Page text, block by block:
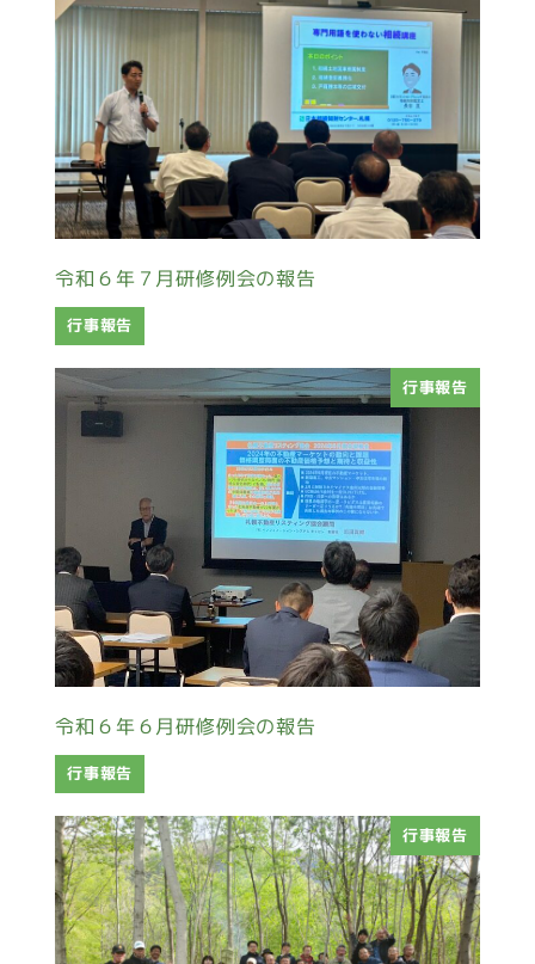
令和６年７月研修例会の報告
行事報告
行事報告
令和６年６月研修例会の報告
行事報告
行事報告